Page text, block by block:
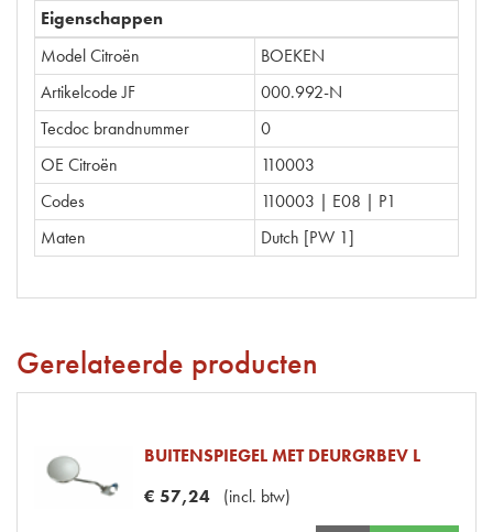
Eigenschappen
Model Citroën
BOEKEN
Artikelcode JF
000.992-N
Tecdoc brandnummer
0
OE Citroën
110003
Codes
110003 | E08 | P1
Maten
Dutch [PW 1]
Gerelateerde producten
BUITENSPIEGEL MET DEURGRBEV L
€ 57,24 (incl. btw)